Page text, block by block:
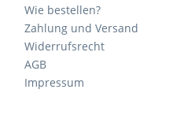
Wie bestellen?
Zahlung und Versand
Widerrufsrecht
AGB
Impressum